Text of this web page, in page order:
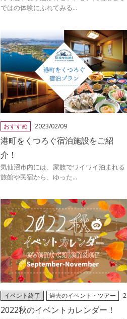
ではの体験にふれてみる...
おすすめ 2023/02/09
港町をくつろぐ宿泊施設をご紹
介！
気仙沼市内には、家族でワイワイ泊まれる
旅館や民宿から、ゆった...
イベント終了 過去のイベント・ツアー
2
022/09/22
2022秋のイベントカレンダー！